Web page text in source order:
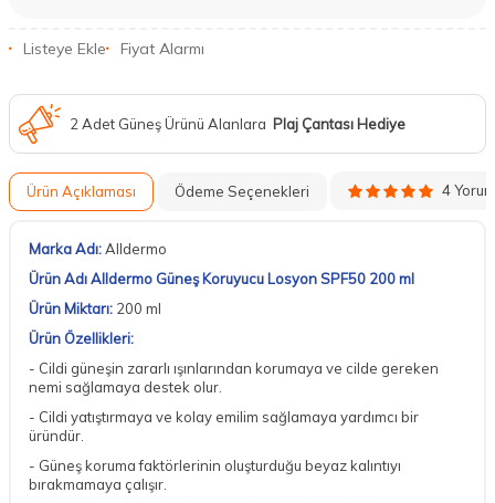
Listeye Ekle Fiyat Alarmı
2 Adet Güneş Ürünü Alanlara Plaj Çantası Hediye
Ürün Açıklaması Ödeme Seçenekleri 4 Yorum
Marka Adı:Alldermo
Ürün AdıAlldermo Güneş Koruyucu Losyon SPF50 200 ml
Ürün Miktarı: 200 ml
Ürün Özellikleri:
- Cildi güneşin zararlı ışınlarından korumaya ve cilde gereken
nemi sağlamaya destek olur.
- Cildi yatıştırmaya ve kolay emilim sağlamaya yardımcı bir
üründür.
- Güneş koruma faktörlerinin oluşturduğu beyaz kalıntıyı
bırakmamaya çalışır.